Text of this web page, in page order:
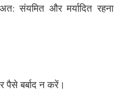
संयमित और मर्यादित रहना
पैसे बर्बाद न करें।